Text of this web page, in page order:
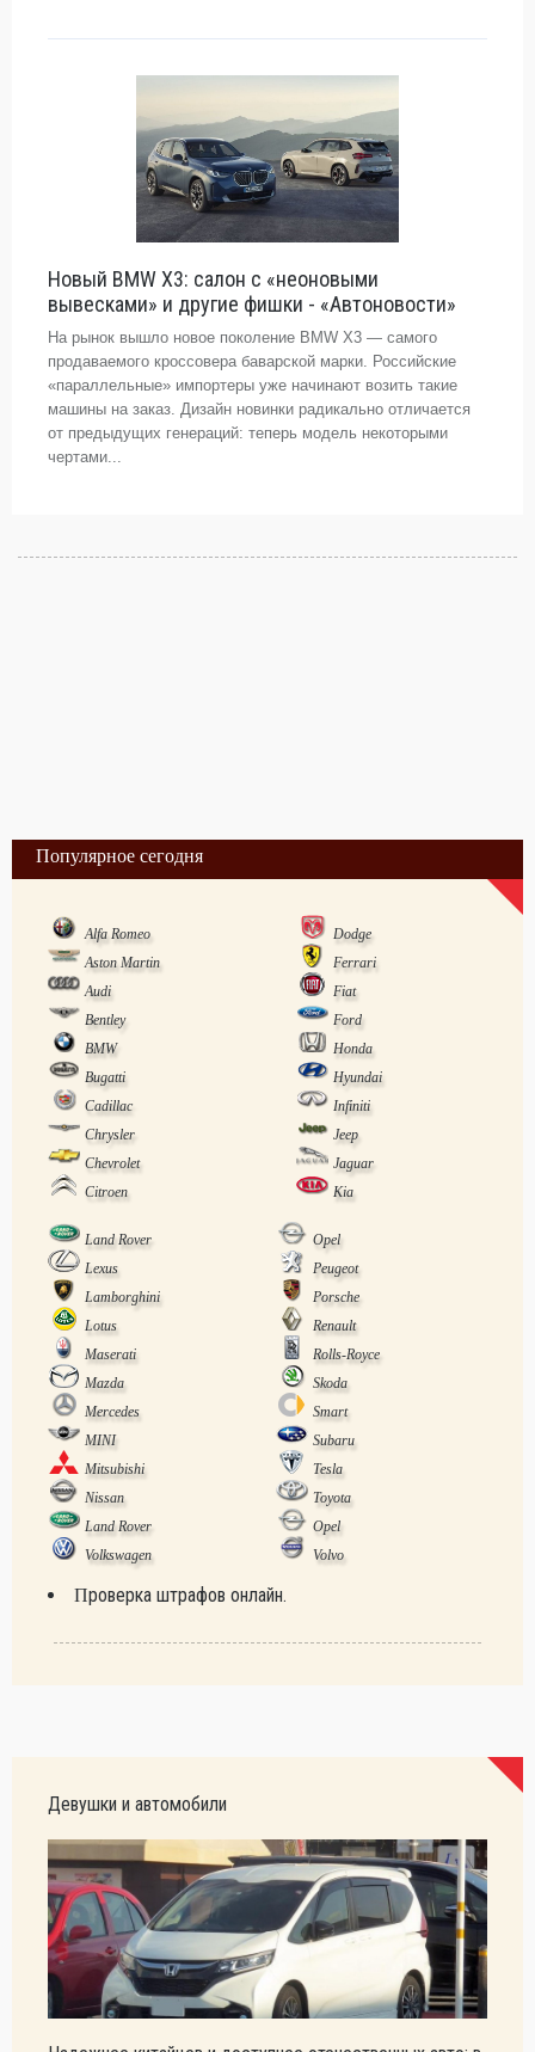
Новый BMW X3: салон с «неоновыми
вывесками» и другие фишки - «Автоновости»
На рынок вышло новое поколение BMW X3 — самого
продаваемого кроссовера баварской марки. Российские
«параллельные» импортеры уже начинают возить такие
машины на заказ. Дизайн новинки радикально отличается
от предыдущих генераций: теперь модель некоторыми
чертами...
Популярное сегодня
Alfa Romeo
Dodge
Aston Martin
Ferrari
Audi
Fiat
Bentley
Ford
BMW
Honda
Bugatti
Hyundai
Cadillac
Infiniti
Chrysler
Jeep
Chevrolet
Jaguar
Citroen
Kia
Land Rover
Opel
Lexus
Peugeot
Lamborghini
Porsche
Lotus
Renault
Maserati
Rolls-Royce
Mazda
Skoda
Mercedes
Smart
MINI
Subaru
Mitsubishi
Tesla
Nissan
Toyota
Land Rover
Opel
Volkswagen
Volvo
Проверка штрафов онлайн.
Девушки и автомобили